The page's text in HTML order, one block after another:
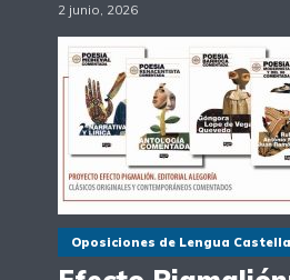
2 junio, 2026
Oposiciones de Lengua